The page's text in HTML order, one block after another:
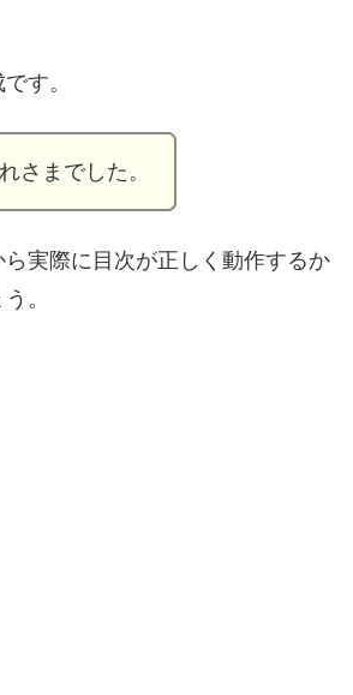
す。
さまでした。
ら実際に目次が正しく動作するか
。